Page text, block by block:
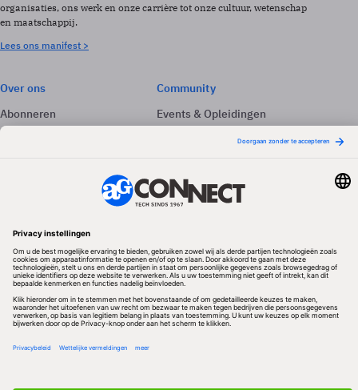
organisaties, ons werk en onze carrière tot onze cultuur, wetenschap
en maatschappij.
Lees ons manifest >
Over ons
Abonneren
Adverteren
Community
Events & Opleidingen
Volg ons
Redactionele partner
Algemene Voorwaarden & Copyrights